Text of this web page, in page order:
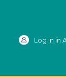
Log In in